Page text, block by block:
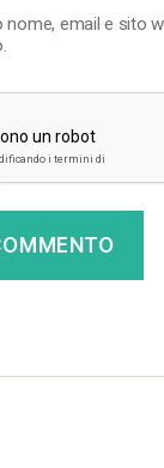
nome, email e sito